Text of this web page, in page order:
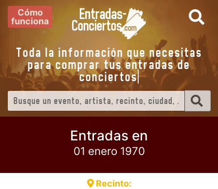
Cómo
funciona
Toda la información que necesitas
para comprar tus entradas de
conciertos
Entradas en
01 enero 1970
Recinto: